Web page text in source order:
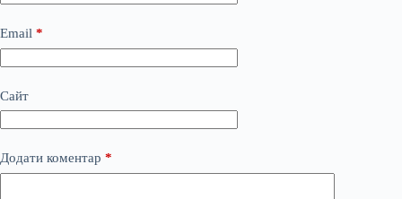
Email *
Сайт
Додати коментар *